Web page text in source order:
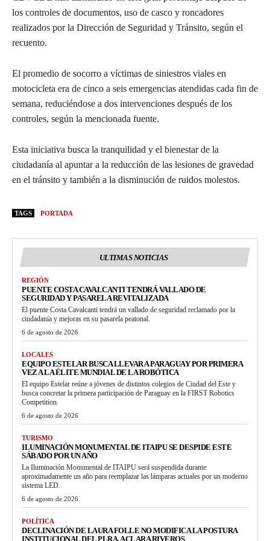
los controles de documentos, uso de casco y roncadores
realizados por la Dirección de Seguridad y Tránsito, según el
recuento.
El promedio de socorro a víctimas de siniestros viales en
motocicleta era de cinco a seis emergencias atendidas cada fin de
semana, reduciéndose a dos intervenciones después de los
controles, según la mencionada fuente.
Esta iniciativa busca la tranquilidad y el bienestar de la
ciudadanía al apuntar a la reducción de las lesiones de gravedad
en el tránsito y también a la disminución de ruidos molestos.
TAGS PORTADA
ULTIMAS NOTICIAS
REGIÓN
PUENTE COSTA CAVALCANTI TENDRÁ VALLADO DE
SEGURIDAD Y PASARELA REVITALIZADA
El puente Costa Cavalcanti tendrá un vallado de seguridad reclamado por la
ciudadanía y mejoras en su pasarela peatonal.
6 de agosto de 2026
LOCALES
EQUIPO ESTELAR BUSCA LLEVAR A PARAGUAY POR PRIMERA
VEZ A LA ÉLITE MUNDIAL DE LA ROBÓTICA
El equipo Estelar reúne a jóvenes de distintos colegios de Ciudad del Este y
busca concretar la primera participación de Paraguay en la FIRST Robotics
Competition.
6 de agosto de 2026
TURISMO
ILUMINACIÓN MONUMENTAL DE ITAIPU SE DESPIDE ESTE
SÁBADO POR UN AÑO
La Iluminación Monumental de ITAIPU será suspendida durante
aproximadamente un año para reemplazar las lámparas actuales por un moderno
sistema LED.
6 de agosto de 2026
POLÍTICA
DECLINACIÓN DE LAURA FOLLE NO MODIFICA LA POSTURA
INSTITUCIONAL DEL PLRA, ACLARA RIVEROS